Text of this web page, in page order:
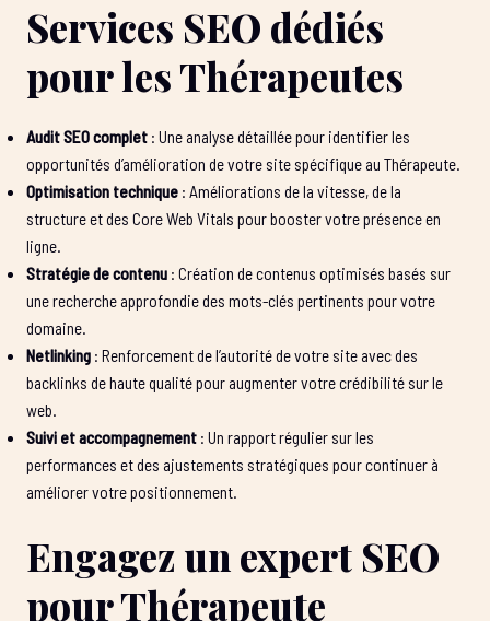
Services SEO dédiés
pour les Thérapeutes
Audit SEO complet: Une analyse détaillée pour identifier les
opportunités d’amélioration de votre site spécifique au Thérapeute.
Optimisation technique: Améliorations de la vitesse, de la
structure et des Core Web Vitals pour booster votre présence en
ligne.
Stratégie de contenu: Création de contenus optimisés basés sur
une recherche approfondie des mots-clés pertinents pour votre
domaine.
Netlinking: Renforcement de l’autorité de votre site avec des
backlinks de haute qualité pour augmenter votre crédibilité sur le
web.
Suivi et accompagnement: Un rapport régulier sur les
performances et des ajustements stratégiques pour continuer à
améliorer votre positionnement.
Engagez un expert SEO
pour Thérapeute